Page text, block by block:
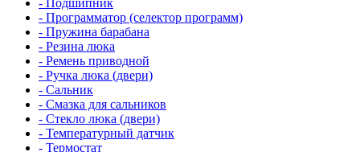
- Подшипник
- Программатор (селектор программ)
- Пружина барабана
- Резина люка
- Ремень приводной
- Ручка люка (двери)
- Сальник
- Смазка для сальников
- Стекло люка (двери)
- Температурный датчик
- Термостат